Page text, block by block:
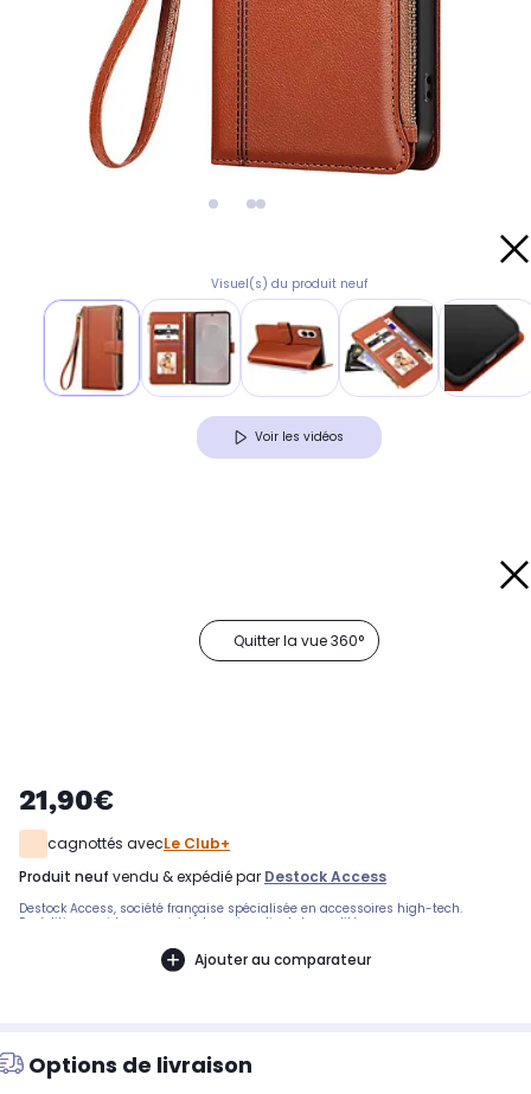
Visuel(s) du produit neuf
Voir les vidéos
Quitter la vue 360°
21,90€
cagnottés avecLe Club+
produit neuf vendu & expédié par Destock Access
Destock Access, société française spécialisée en accessoires high-tech.
Expédition rapide avec suivi et service client de qualité.
Ajouter au comparateur
Options de livraison